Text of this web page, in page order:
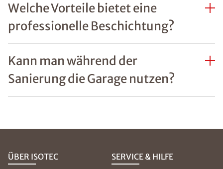
Welche Vorteile bietet eine
professionelle Beschichtung?
Kann man während der
Sanierung die Garage nutzen?
ÜBER ISOTEC SERVICE & HILFE